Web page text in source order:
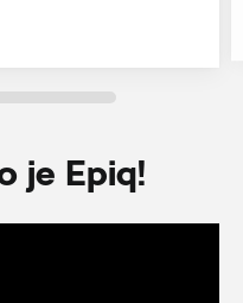
je Epiq!